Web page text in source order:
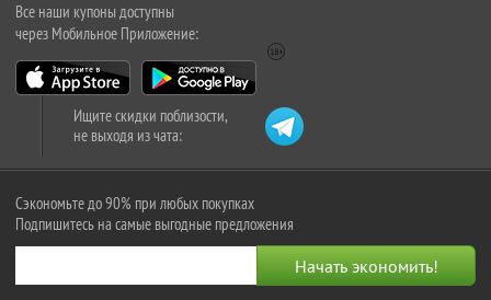
Все наши купоны доступны
через Мобильное Приложение:
Ищите скидки поблизости,
не выходя из чата:
Сэкономьте до 90% при любых покупках
Подпишитесь на самые выгодные предложения